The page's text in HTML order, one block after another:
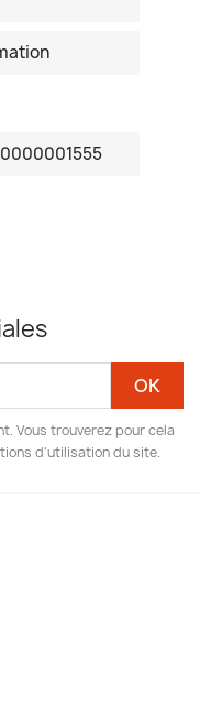
Vous trouverez pour cela
d'utilisation du site.